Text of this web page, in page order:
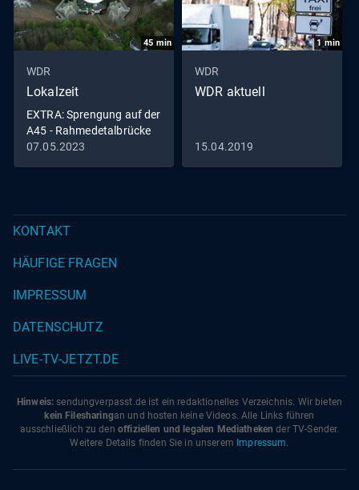
45 min
WDR
Lokalzeit
EXTRA: Sprengung auf der
A45 - Rahmedetalbrücke
in Lüdenscheid fällt
07.05.2023
1min
WDR
WDR aktuell
15.04.2019
KONTAKT
HÄUFIGE FRAGEN
IMPRESSUM
DATENSCHUTZ
LIVE-TV-JETZT.DE
Hinweis: sendungverpasst.de ist ein redaktionelles Verzeichnis. Wir bieten
kein Filesharingan und hosten keine Videos. Alle Links führen
ausschließlich zu den offiziellen und legalen Mediatheken der TV-Sender.
Weitere Details finden Sie in unserem Impressum.